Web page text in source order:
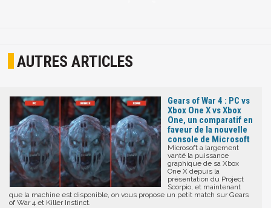
AUTRES ARTICLES
Gears of War 4 : PC vs
Xbox One X vs Xbox
One, un comparatif en
faveur de la nouvelle
console de Microsoft
Microsoft a largement
vanté la puissance
graphique de sa Xbox
One X depuis la
présentation du Project
Scorpio, et maintenant
que la machine est disponible, on vous propose un petit match sur Gears
of War 4 et Killer Instinct.